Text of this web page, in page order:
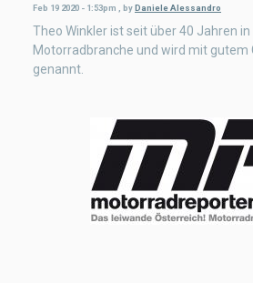
Feb 19 2020 - 1:53pm , by Daniele Alessandro
Theo Winkler ist seit über 40 Jahren in
Motorradbranche und wird mit gutem
genannt.